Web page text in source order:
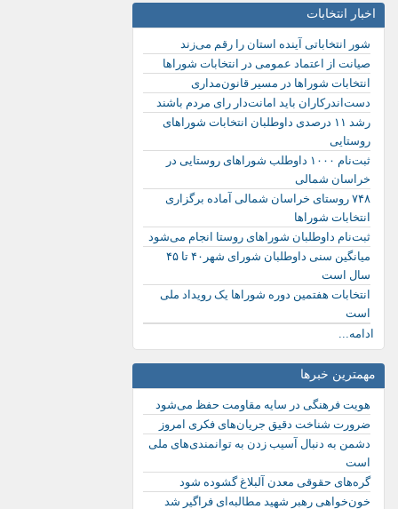
اخبار انتخابات
شور انتخاباتی آینده استان را رقم می‌زند
صیانت از اعتماد عمومی در انتخابات شوراها
انتخابات شوراها در مسیر قانون‌مداری
دست‌اندرکاران باید امانت‌دار رای مردم باشند
رشد ۱۱ درصدی داوطلبان انتخابات شوراهای
روستایی
ثبت‌نام ۱۰۰۰ داوطلب شوراهای روستایی در
خراسان شمالی
۷۴۸ روستای خراسان شمالی آماده برگزاری
انتخابات شوراها
ثبت‌نام داوطلبان شوراهای روستا انجام می‌شود
میانگین سنی داوطلبان شورای شهر۴۰ تا ۴۵
سال است
انتخابات هفتمین دوره شوراها یک رویداد ملی
است
ادامه...
مهمترین خبرها
هویت فرهنگی در سایه مقاومت حفظ می‌شود
ضرورت شناخت دقیق جریان‌های فکری امروز
دشمن به دنبال آسیب زدن به توانمندی‌های ملی
است
گره‌های حقوقی معدن آلبلاغ گشوده شود
خون‌خواهی رهبر شهید مطالبه‌ای فراگیر شد